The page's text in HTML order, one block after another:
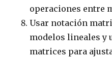
operaciones entre
Usar notación
modelos lineales y
matrices para